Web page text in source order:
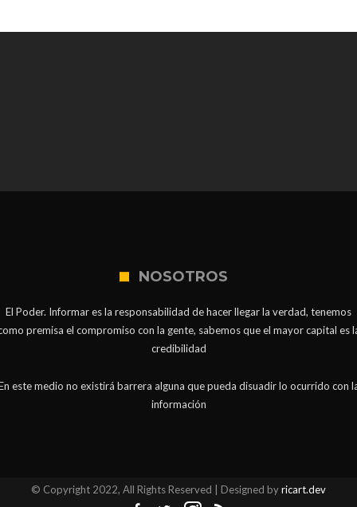
NOSOTROS
El Poder. Informar es la responsabilidad de hacer llegar la verdad, tenemos
premisa el compromiso con la gente, sabemos que el mayor capital es
credibilidad
este medio no existirá barrera alguna que pueda disuadir lo ocurrido con
información
© Copyright 2022, All Rights Reserved | Designed byricart.dev